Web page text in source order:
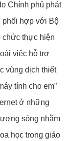
Chính phủ phát
phối hợp với Bộ
chức thực hiện
việc hỗ trợ
vùng dịch thiết
tính cho em”
ở những
sóng nhằm
học trong giáo